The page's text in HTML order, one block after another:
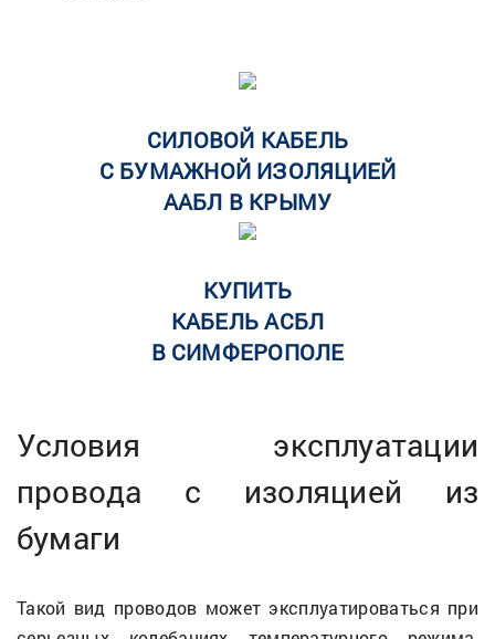
СИЛОВОЙ КАБЕЛЬ
С БУМАЖНОЙ ИЗОЛЯЦИЕЙ
ААБЛ В КРЫМУ
КУПИТЬ
КАБЕЛЬ АСБЛ
В СИМФЕРОПОЛЕ
Условия эксплуатации
провода с изоляцией из
бумаги
Такой вид проводов может эксплуатироваться при